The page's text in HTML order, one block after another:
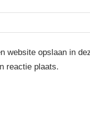
website opslaan in
reactie plaats.